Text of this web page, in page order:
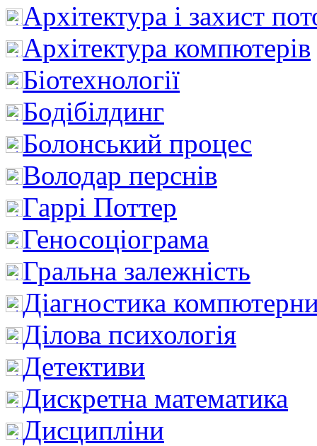
Архітектура і захист
Архітектура компютерів
Біотехнології
Бодібілдинг
Болонський процес
Володар перснів
Гаррі Поттер
Геносоціограма
Гральна залежність
Діагностика
Ділова психологія
Детективи
Дискретна математика
Дисципліни